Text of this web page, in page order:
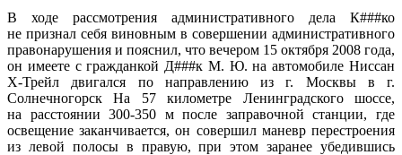
В ходе рассмотрения административного дела К###ко
не признал себя виновным в совершении административного
правонарушения и пояснил, что вечером 15 октября 2008 года,
он имеете с гражданкой Д###к М. Ю. на автомобиле Ниссан
X-Трейл двигался по направлению из г. Москвы в г.
Солнечногорск На 57 километре Ленинградского шоссе,
на расстоянии 300-350 м после заправочной станции, где
освещение заканчивается, он совершил маневр перестроения
из левой полосы в правую, при этом заранее убедившись